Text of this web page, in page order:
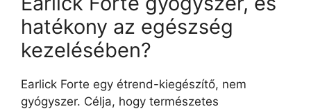
hatékony az egészség
kezelésében?
Earlick Forte egy étrend-kiegészítő, nem
gyógyszer. Célja, hogy természetes